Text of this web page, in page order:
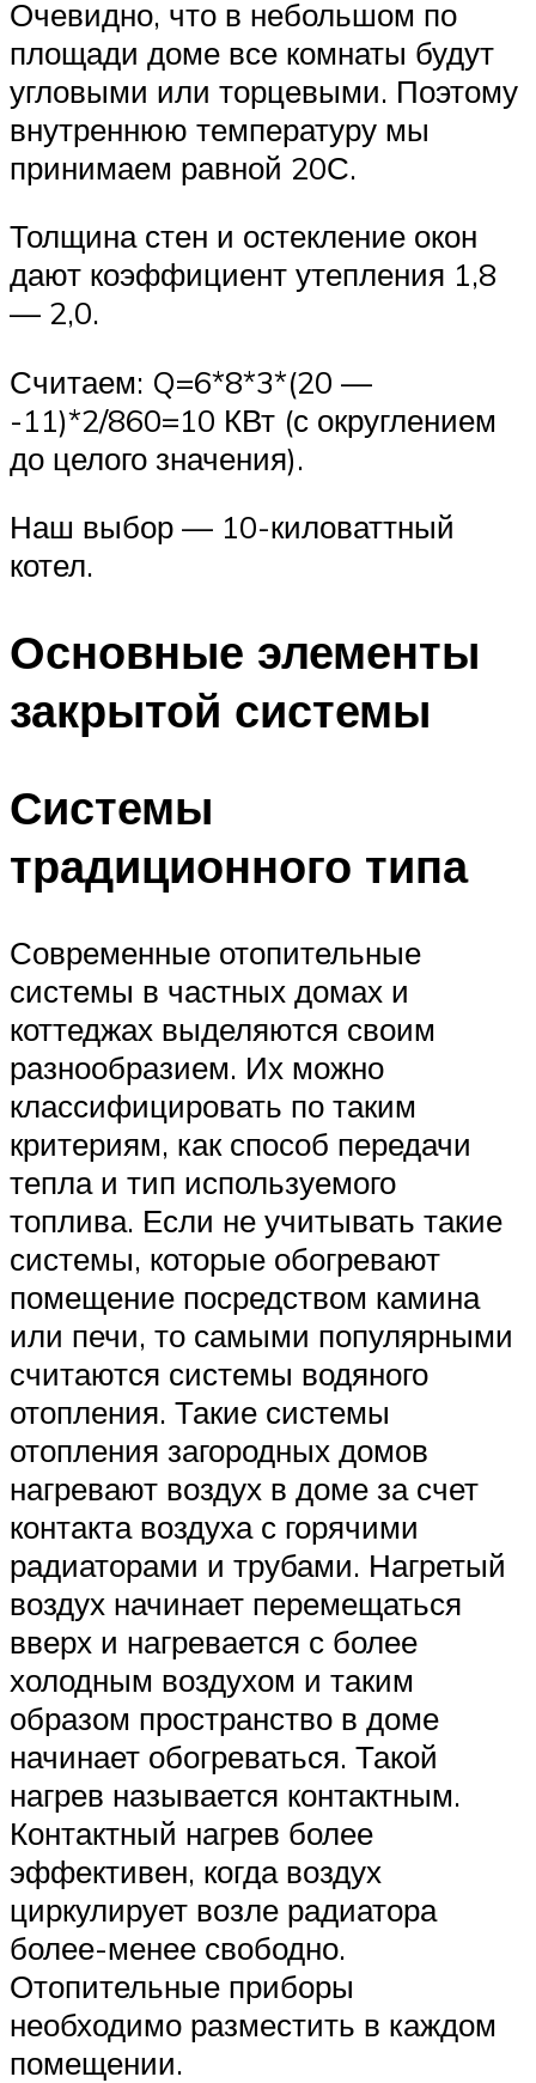
Очевидно, что в небольшом по
площади доме все комнаты будут
угловыми или торцевыми. Поэтому
внутреннюю температуру мы
принимаем равной 20С.
Толщина стен и остекление окон
дают коэффициент утепления 1,8
— 2,0.
Считаем: Q=6*8*3*(20 —
-11)*2/860=10 КВт (с округлением
до целого значения).
Наш выбор — 10-киловаттный
котел.
Основные элементы
закрытой системы
Системы
традиционного типа
Современные отопительные
системы в частных домах и
коттеджах выделяются своим
разнообразием. Их можно
классифицировать по таким
критериям, как способ передачи
тепла и тип используемого
топлива. Если не учитывать такие
системы, которые обогревают
помещение посредством камина
или печи, то самыми популярными
считаются системы водяного
отопления. Такие системы
отопления загородных домов
нагревают воздух в доме за счет
контакта воздуха с горячими
радиаторами и трубами. Нагретый
воздух начинает перемещаться
вверх и нагревается с более
холодным воздухом и таким
образом пространство в доме
начинает обогреваться. Такой
нагрев называется контактным.
Контактный нагрев более
эффективен, когда воздух
циркулирует возле радиатора
более-менее свободно.
Отопительные приборы
необходимо разместить в каждом
помещении.